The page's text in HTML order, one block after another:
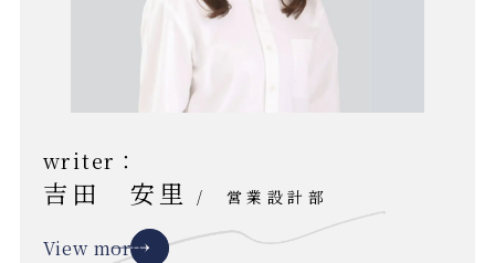
writer：
吉田 安里 / 営業設計部
View more